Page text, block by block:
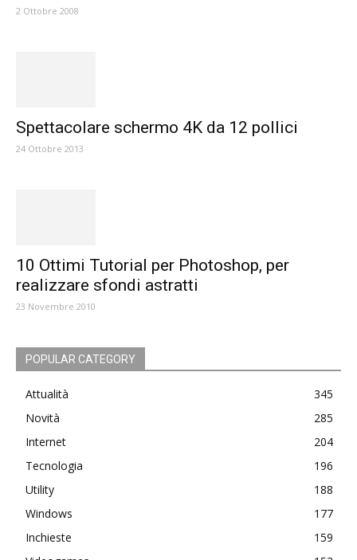
2 Ottobre 2008
Spettacolare schermo 4K da 12 pollici
24 Ottobre 2013
10 Ottimi Tutorial per Photoshop, per
realizzare sfondi astratti
23 Novembre 2010
POPULAR CATEGORY
Attualità
345
Novità
285
Internet
204
Tecnologia
196
Utility
188
Windows
177
Inchieste
159